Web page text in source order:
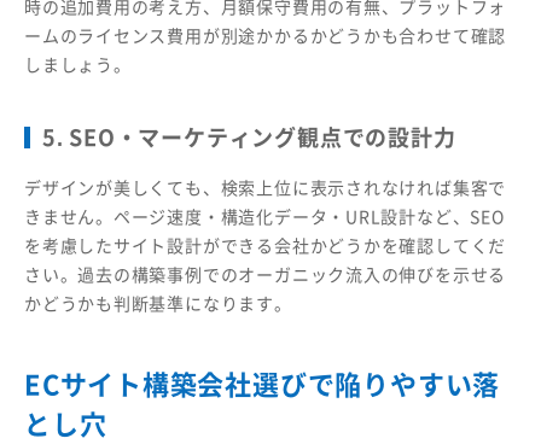
時の追加費用の考え方、月額保守費用の有無、プラットフォ
ームのライセンス費用が別途かかるかどうかも合わせて確認
しましょう。
5. SEO・マーケティング観点での設計力
デザインが美しくても、検索上位に表示されなければ集客で
きません。ページ速度・構造化データ・URL設計など、SEO
を考慮したサイト設計ができる会社かどうかを確認してくだ
さい。過去の構築事例でのオーガニック流入の伸びを示せる
かどうかも判断基準になります。
ECサイト構築会社選びで陥りやすい落
とし穴